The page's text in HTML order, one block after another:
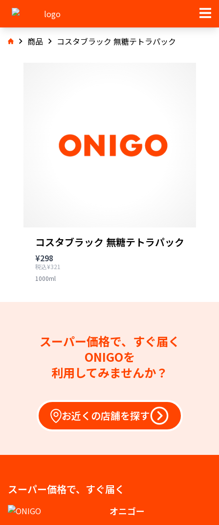
商品 コスタブラック 無糖テトラパック
コスタブラック 無糖テトラパック
¥298
税込¥321
1000ml
スーパー価格で、すぐ届く
ONIGOを
利用してみませんか？
お近くの店舗を探す
スーパー価格で、すぐ届く
オニゴー